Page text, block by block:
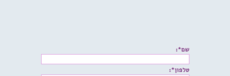
שם*:
טלפון*: